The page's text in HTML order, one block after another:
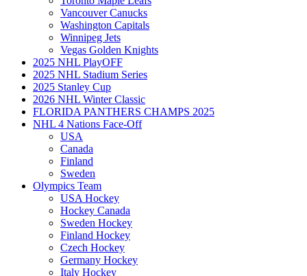
Vancouver Canucks
Washington Capitals
Winnipeg Jets
Vegas Golden Knights
2025 NHL PlayOFF
2025 NHL Stadium Series
2025 Stanley Cup
2026 NHL Winter Classic
FLORIDA PANTHERS CHAMPS 2025
NHL 4 Nations Face-Off
USA
Canada
Finland
Sweden
Olympics Team
USA Hockey
Hockey Canada
Sweden Hockey
Finland Hockey
Czech Hockey
Germany Hockey
Italy Hockey